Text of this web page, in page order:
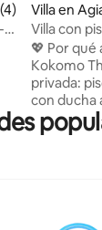
Villa en
Villa con
400
💖 Por qué
Kokomo
privada:
con ducha
tomar el
rápido de